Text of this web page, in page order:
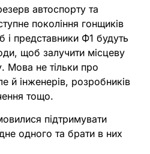
автоспорту та
покоління гонщиків
представники Ф1 будуть
щоб залучити місцеву
Мова не тільки про
й інженерів, розробників
тощо.
підтримувати
одного та брати в них